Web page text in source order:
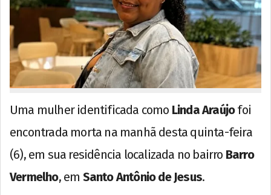
Uma mulher identificada como Linda Araújofoi
encontrada morta na manhã desta quinta-feira
(6), em sua residência localizada no bairro Barro
Vermelho, em Santo Antônio de Jesus.